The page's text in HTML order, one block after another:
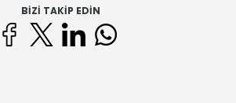
BIZI TAKIP EDIN